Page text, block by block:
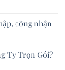
công nhận
Ty Trọn Gói?